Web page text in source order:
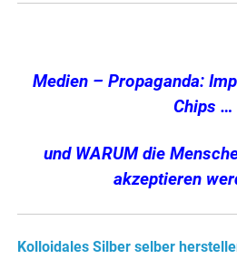
Medien – Propaganda:
Chips …
und WARUM die
akzeptieren
Kolloidales Silber selber